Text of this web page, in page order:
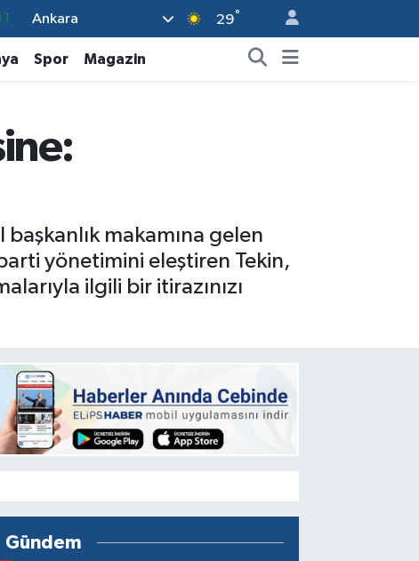
Ankara 29°
Spor Magazin
makamına gelen
yönetimini eleştiren Tekin,
ilgili bir itirazınızı
Gündem